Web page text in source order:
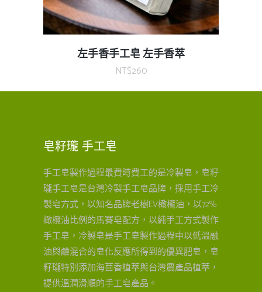
左手香手工皂 左手香萃
NT$260
皂籽瓏 手工皂
手工皂製作過程最費時費工的是冷製皂，皂籽
瓏手工皂是台灣冷製手工皂品牌，採用手工冷
製皂方式，以知名品牌老樹EV橄欖油，以72%
橄欖油比例的馬賽皂配方，以純手工方式製作
手工皂，冷製皂是手工皂製作過程中以低溫融
油與鹼混合的皂化反應所得到的優異肥皂，皂
籽瓏特別添加海茴香植萃與台灣農產品植萃，
提供溫潤滑順的手工皂產品。